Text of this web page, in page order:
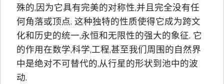
殊的,因为它具有完美的对称性,并且完全没有任
何角落或顶点. 这种独特的性质使得它成为跨文
化和历史的统一,永恒和无限性的强大的象征. 它
的作用在数学,科学,工程,甚至我们周围的自然界
中是绝对不可替代的,从行星的形状到池中的波
动.